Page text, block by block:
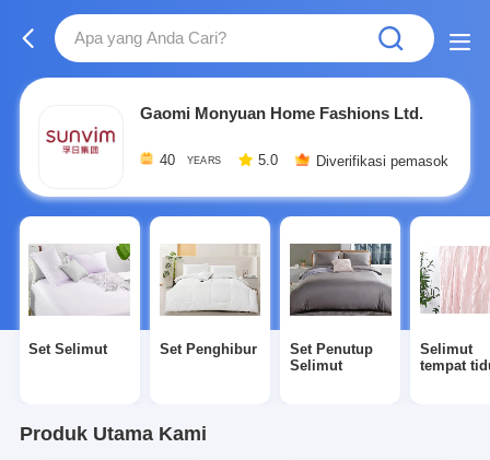
Gaomi Monyuan Home Fashions Ltd.
40 YEARS 5.0 Diverifikasi pemasok
Set Selimut Set Penghibur
Set Penutup
Selimut
Selimut
tempat
Produk Utama Kami